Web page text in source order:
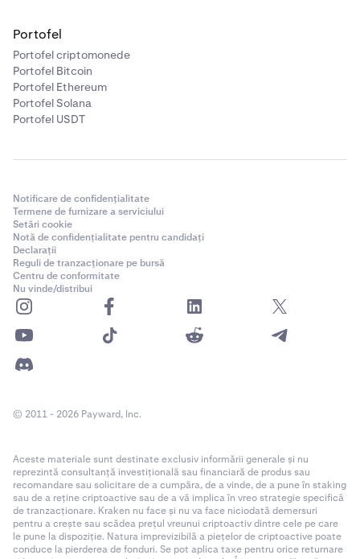
Portofel
Portofel criptomonede
Portofel Bitcoin
Portofel Ethereum
Portofel Solana
Portofel USDT
Notificare de confidențialitate
Termene de furnizare a serviciului
Setări cookie
Notă de confidențialitate pentru candidați
Declarații
Reguli de tranzacționare pe bursă
Centru de conformitate
Nu vinde/distribui
© 2011 - 2026 Payward, Inc.
Aceste materiale sunt destinate exclusiv informării generale și nu
reprezintă consultanță investițională sau financiară de produs sau
recomandare sau solicitare de a cumpăra, de a vinde, de a pune în staking
sau de a reține criptoactive sau de a vă implica în vreo strategie specifică
de tranzacționare. Kraken nu face și nu va face niciodată demersuri
pentru a crește sau scădea prețul vreunui criptoactiv dintre cele pe care
le pune la dispoziție. Natura imprevizibilă a piețelor de criptoactive poate
conduce la pierderea de fonduri. Se pot aplica taxe pentru orice returnare